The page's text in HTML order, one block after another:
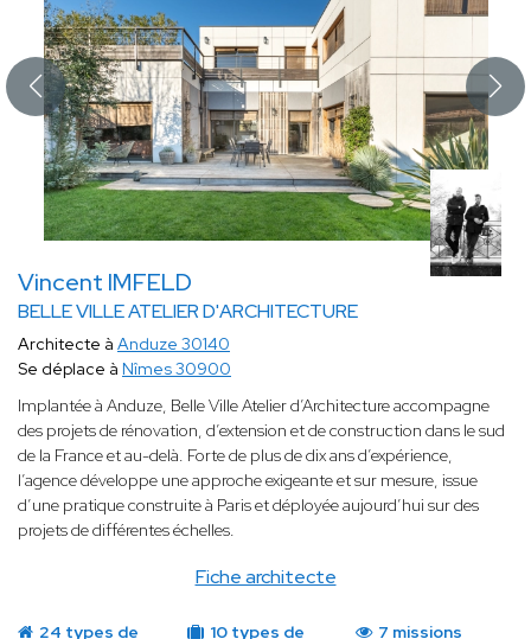
Vincent IMFELD
BELLE VILLE ATELIER D'ARCHITECTURE
Fiche architecte
Architecte à Anduze 30140
Se déplace à Nîmes 30900
Implantée à Anduze, Belle Ville Atelier d’Architecture accompagne
des projets de rénovation, d’extension et de construction dans le sud
de la France et au-delà. Forte de plus de dix ans d’expérience,
l’agence développe une approche exigeante et sur mesure, issue
d’une pratique construite à Paris et déployée aujourd’hui sur des
projets de différentes échelles.
24 types de
10 types de
7 missions